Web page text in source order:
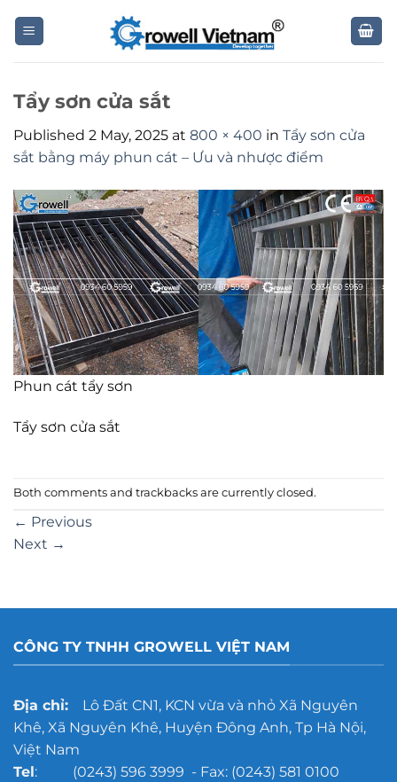
Tẩy sơn cửa sắt
Published 2 May, 2025 at 800 × 400 in Tẩy sơn cửa
sắt bằng máy phun cát – Ưu và nhược điểm
Phun cát tẩy sơn
Tẩy sơn cửa sắt
Both comments and trackbacks are currently closed.
← Previous
Next →
CÔNG TY TNHH GROWELL VIỆT NAM
Địa chỉ:Lô Đất CN1, KCN vừa và nhỏ Xã Nguyên
Khê, Xã Nguyên Khê, Huyện Đông Anh, Tp Hà Nội,
Việt Nam
Tel: (0243) 596 3999 - Fax: (0243) 581 0100